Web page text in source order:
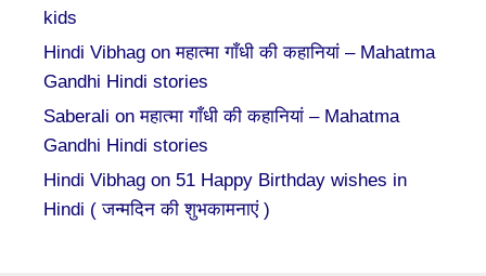
kids
Hindi Vibhag onमहात्मा गाँधी की कहानियां – Mahatma
Gandhi Hindi stories
Saberali onमहात्मा गाँधी की कहानियां – Mahatma
Gandhi Hindi stories
Hindi Vibhag on 51 Happy Birthday wishes in
Hindi ( जन्मदिन की शुभकामनाएं )